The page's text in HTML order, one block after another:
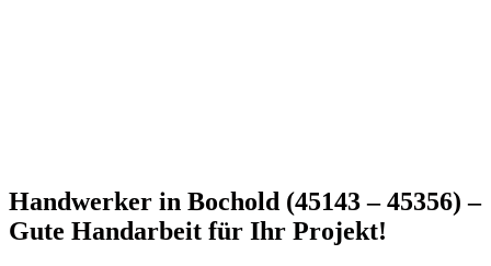
Handwerker in Bochold (45143 – 45356) –
Gute Handarbeit für Ihr Projekt!